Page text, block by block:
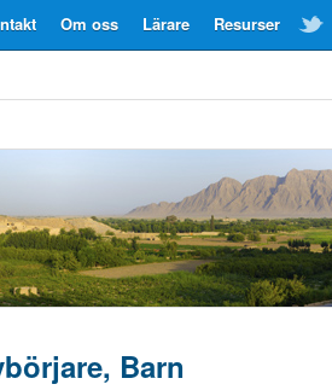
Resurser
Lärare
Om oss
Barn